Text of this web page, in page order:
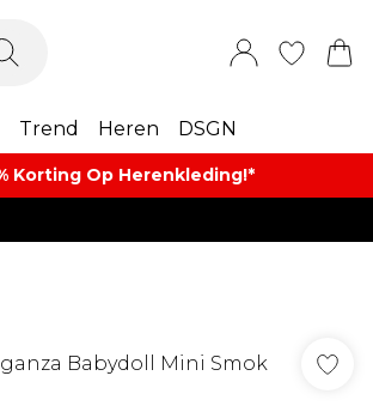
Trend Heren DSGN
Korting Op Herenkleding​!*​
Babydoll Mini Smok